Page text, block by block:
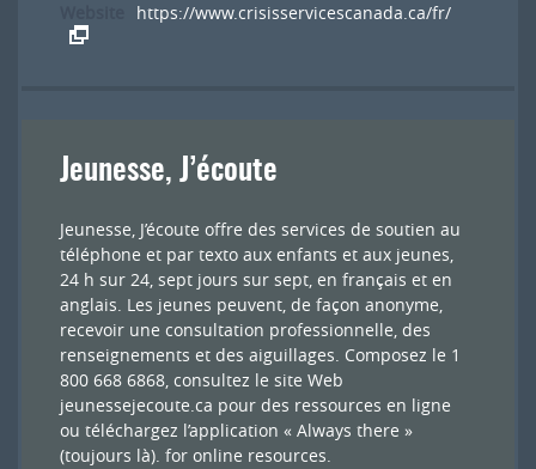
https://www.crisisservicescanada.ca/fr/
Jeunesse, J’écoute
Jeunesse, J’écoute offre des services de soutien au
téléphone et par texto aux enfants et aux jeunes,
24 h sur 24, sept jours sur sept, en français et en
anglais. Les jeunes peuvent, de façon anonyme,
recevoir une consultation professionnelle, des
renseignements et des aiguillages. Composez le 1
800 668 6868, consultez le site Web
jeunessejecoute.ca pour des ressources en ligne
ou téléchargez l’application « Always there »
(toujours là). for online resources.